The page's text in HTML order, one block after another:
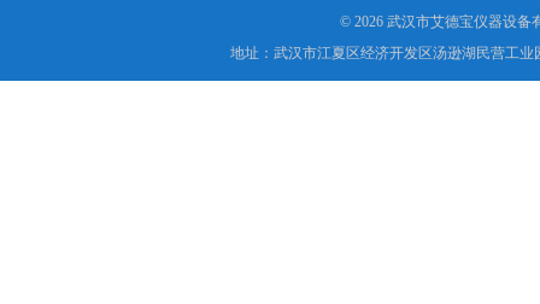
© 2026 武汉市艾德宝仪器设备
地址：武汉市江夏区经济开发区汤逊湖民营工业